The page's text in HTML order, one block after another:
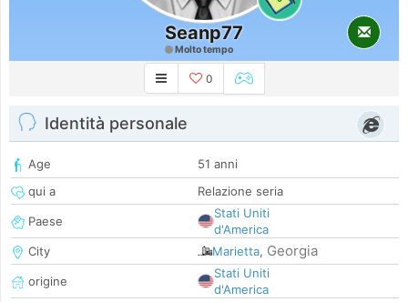
Seanp77
Molto tempo
0
Identità personale
Age
51 anni
qui a
Relazione seria
Paese
Stati Uniti
d'America
City
Marietta, Georgia
origine
Stati Uniti
d'America